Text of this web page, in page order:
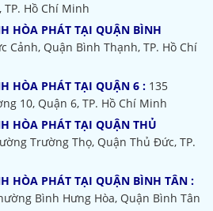
TP. Hồ Chí Minh
HÒA PHÁT TẠI QUẬN BÌNH
Cảnh, Quận Bình Thạnh, TP. Hồ Chí
HÒA PHÁT TẠI QUẬN 6 : 135
10, Quận 6, TP. Hồ Chí Minh
HÒA PHÁT TẠI QUẬN THỦ
Trường Thọ, Quận Thủ Đức, TP.
HÒA PHÁT TẠI QUẬN BÌNH TÂN :
Bình Hưng Hòa, Quận Bình Tân